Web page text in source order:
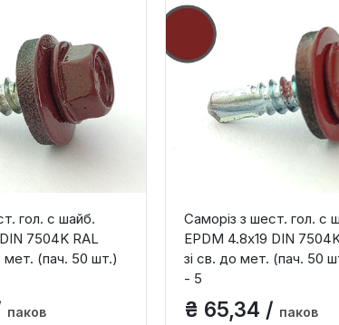
гол. с шайб.
7504K RAL
мет. (пач. 50 шт.)
паков
Саморіз з шест. гол. с
EPDM 4.8х19 DIN
зі св. до мет. (пач. 50
- 5
₴ 65,34 / паков